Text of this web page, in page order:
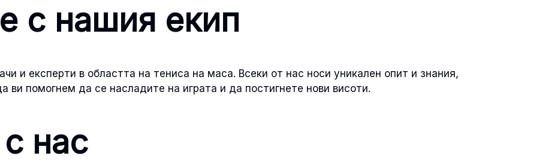
с нашия екип
и експерти в областта на тениса на маса. Всеки от нас носи уникален опит и знания,
ви помогнем да се насладите на играта и да постигнете нови висоти.
нас